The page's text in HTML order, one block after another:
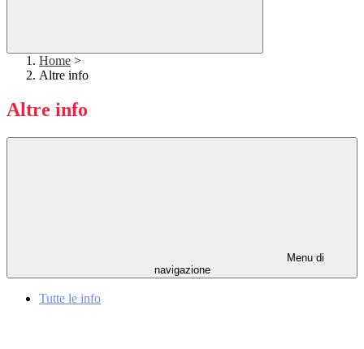
Home >
Altre info
Altre info
Menu di
navigazione
Tutte le info